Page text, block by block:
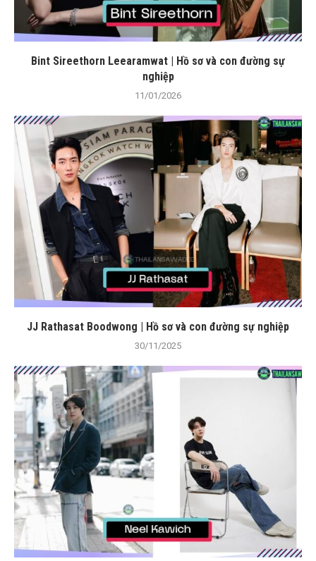
Bint Sireethorn Leearamwat | Hồ sơ và con đường sự
nghiệp
11/01/2026
JJ Rathasat Boodwong | Hồ sơ và con đường sự nghiệp
30/11/2025